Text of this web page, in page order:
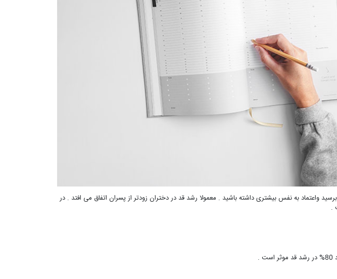
واعتماد به نفس بیشتری داشته باشید . معمولا رشد قد در دختران زودتر از پسران اتفاق می افتد . در
.